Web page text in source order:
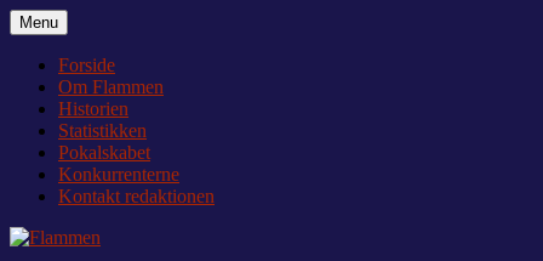
Videre
til
indhold
Flammen
Nyheder og debat om Team Tvis Holstebro
Menu
Forside
Om Flammen
Historien
Statistikken
Pokalskabet
Konkurrenterne
Kontakt redaktionen